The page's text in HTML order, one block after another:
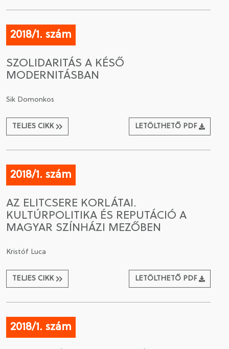
2018/1. szám
SZOLIDARITÁS A KÉSŐ
MODERNITÁSBAN
Sik Domonkos
TELJES CIKK LETÖLTHETŐ PDF
2018/1. szám
AZ ELITCSERE KORLÁTAI.
KULTÚRPOLITIKA ÉS REPUTÁCIÓ A
MAGYAR SZÍNHÁZI MEZŐBEN
Kristóf Luca
TELJES CIKK LETÖLTHETŐ PDF
2018/1. szám